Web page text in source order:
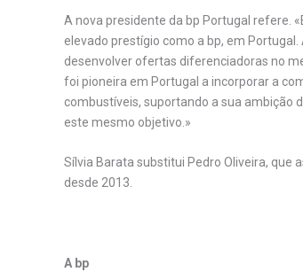
A nova presidente da bp Portugal refere.
elevado prestígio como a bp, em
desenvolver ofertas diferenciadoras no
foi pioneira em Portugal a incorporar a
combustíveis, suportando a sua ambição
este mesmo objetivo.»
Sílvia Barata substitui Pedro Oliveira, que
desde 2013.
A bp